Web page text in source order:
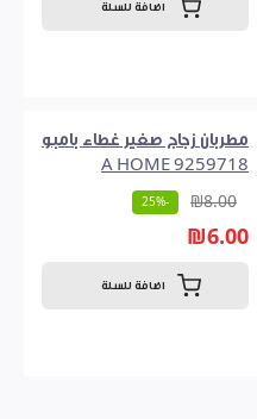
اضافة للسلة
مطربان زجاج صغير غطاء بامبو
A HOME 9259718
₪8.00
-25%
₪6.00
اضافة للسلة